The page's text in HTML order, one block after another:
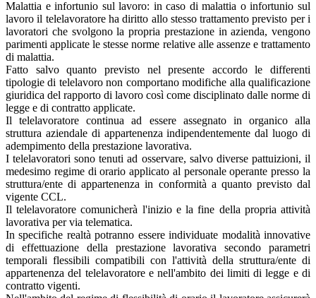
Malattia e infortunio sul lavoro: in caso di malattia o infortunio sul
lavoro il telelavoratore ha diritto allo stesso trattamento previsto per i
lavoratori che svolgono la propria prestazione in azienda, vengono
parimenti applicate le stesse norme relative alle assenze e trattamento
di malattia.
Fatto salvo quanto previsto nel presente accordo le differenti
tipologie di telelavoro non comportano modifiche alla qualificazione
giuridica del rapporto di lavoro così come disciplinato dalle norme di
legge e di contratto applicate.
Il telelavoratore continua ad essere assegnato in organico alla
struttura aziendale di appartenenza indipendentemente dal luogo di
adempimento della prestazione lavorativa.
I telelavoratori sono tenuti ad osservare, salvo diverse pattuizioni, il
medesimo regime di orario applicato al personale operante presso la
struttura/ente di appartenenza in conformità a quanto previsto dal
vigente CCL.
Il telelavoratore comunicherà l'inizio e la fine della propria attività
lavorativa per via telematica.
In specifiche realtà potranno essere individuate modalità innovative
di effettuazione della prestazione lavorativa secondo parametri
temporali flessibili compatibili con l'attività della struttura/ente di
appartenenza del telelavoratore e nell'ambito dei limiti di legge e di
contratto vigenti.